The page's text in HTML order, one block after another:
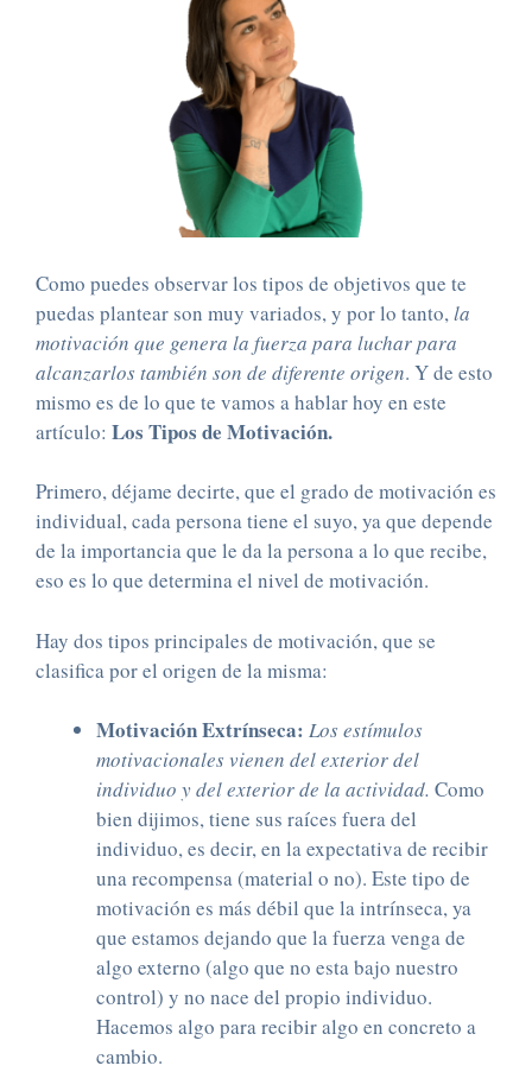
Como puedes observar los tipos de objetivos que te
puedas plantear son muy variados, y por lo tanto,la
motivación que genera la fuerza para luchar para
alcanzarlos también son de diferente origen. Y de esto
mismo es de lo que te vamos a hablar hoy en este
artículo: Los Tipos de Motivación.
Primero, déjame decirte, que el grado de motivación es
individual, cada persona tiene el suyo, ya que depende
de la importancia que le da la persona a lo que recibe,
eso es lo que determina el nivel de motivación.
Hay dos tipos principales de motivación, que se
clasifica por el origen de la misma:
Motivación Extrínseca: Los estímulos
motivacionales vienen del exterior del
individuo y del exterior de la actividad. Como
bien dijimos, tiene sus raíces fuera del
individuo, es decir, en la expectativa de recibir
una recompensa (material o no). Este tipo de
motivación es más débil que la intrínseca, ya
que estamos dejando que la fuerza venga de
algo externo (algo que no esta bajo nuestro
control) y no nace del propio individuo.
Hacemos algo para recibir algo en concreto a
cambio.